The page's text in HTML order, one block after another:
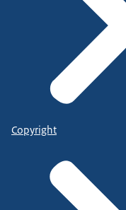
Copyright